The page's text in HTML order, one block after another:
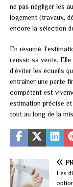
ne pas négliger les
logement (travaux,
encore la sélection
En résumé,
réussir sa vente.
d’éviter les écueils
entraîner une perte
compétent est
estimation précise et
tout au long de la
Les